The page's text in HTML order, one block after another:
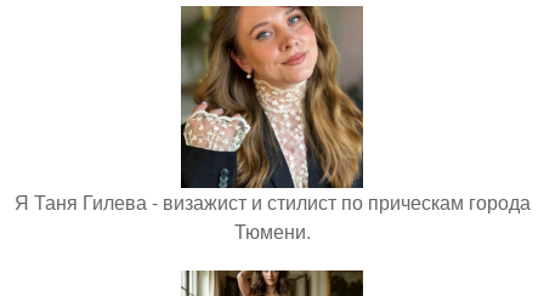
Я Таня Гилева - визажист и стилист по прическам города
Тюмени.